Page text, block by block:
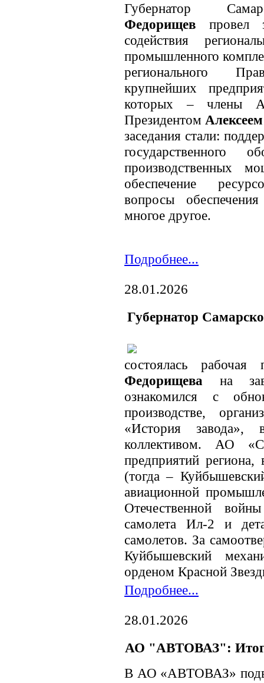
Губернатор
Федорищев провел
содействия
промышленного
регионального
крупнейших
которых – члены
Президентом
заседания стали:
государственного
производственных
обеспечение
вопросы
многое другое.
Подробнее...
28.01.2026
Губернатор
состоялась
Федорищева на
ознакомился с
производстве,
«История завода»,
коллективом. АО
предприятий
(тогда –
авиационной
Отечественной
самолета Ил-2 и
самолетов. За
Куйбышевский
орденом Красной
Подробнее...
28.01.2026
АО "АВТОВАЗ": Итоги
В АО «АВТОВАЗ»